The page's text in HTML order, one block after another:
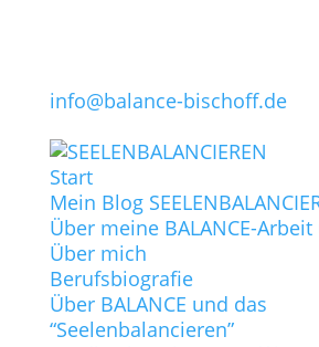
info@balance-bischoff.de
Start
Mein Blog
Über meine BALANCE-
Über mich
Berufsbiografie
Über BALANCE und das
“Seelenbalancieren”